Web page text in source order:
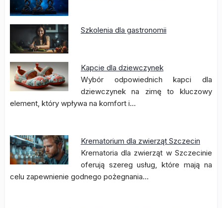
Szkolenia dla gastronomii
Kapcie dla dziewczynek
Wybór odpowiednich kapci dla
dziewczynek na zimę to kluczowy
element, który wpływa na komfort i…
Krematorium dla zwierząt Szczecin
Krematoria dla zwierząt w Szczecinie
oferują szereg usług, które mają na
celu zapewnienie godnego pożegnania…